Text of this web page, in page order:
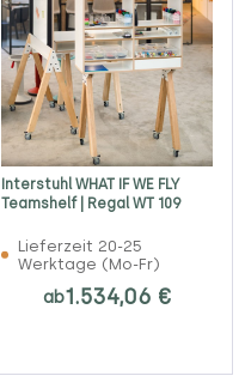
Interstuhl WHAT IF WE FLY
Teamshelf | Regal WT 109
Lieferzeit 20-25
Werktage (Mo-Fr)
ab1.534,06 €